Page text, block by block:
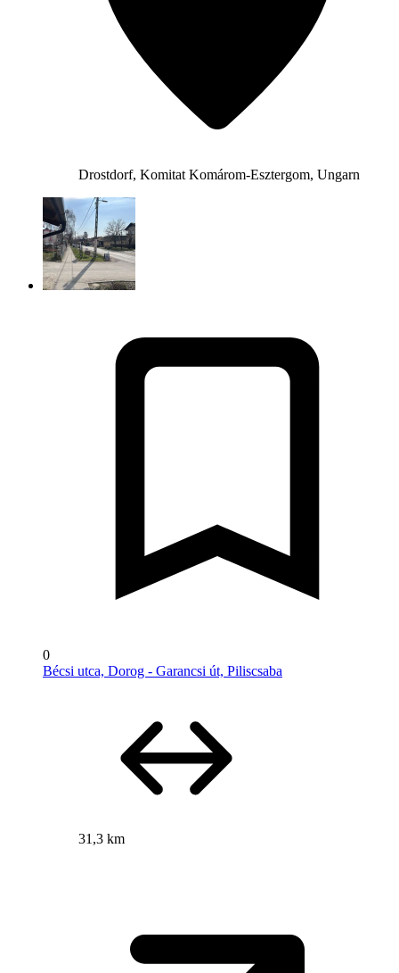
Drostdorf, Komitat Komárom-Esztergom, Ungarn
0
Bécsi utca, Dorog - Garancsi út, Piliscsaba
31,3 km